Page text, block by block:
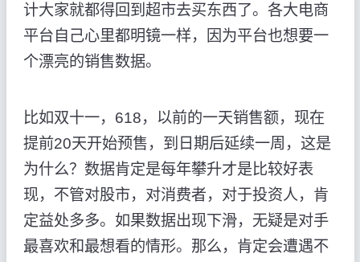
计大家就都得回到超市去买东西了。各大电商
平台自己心里都明镜一样，因为平台也想要一
个漂亮的销售数据。
比如双十一，618，以前的一天销售额，现在
提前20天开始预售，到日期后延续一周，这是
为什么？数据肯定是每年攀升才是比较好表
现，不管对股市，对消费者，对于投资人，肯
定益处多多。如果数据出现下滑，无疑是对手
最喜欢和最想看的情形。那么，肯定会遭遇不